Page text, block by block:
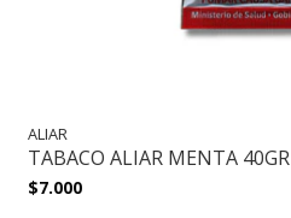
ALIAR
TABACO ALIAR MENTA 40GR
$7.000